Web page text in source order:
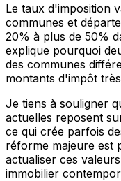
Le taux d'imposition
communes et
20% à plus de 50%
explique pourquoi
des communes
montants d'impôt
Je tiens à souligner
actuelles reposent
ce qui crée parfois
réforme majeure est
actualiser ces
immobilier